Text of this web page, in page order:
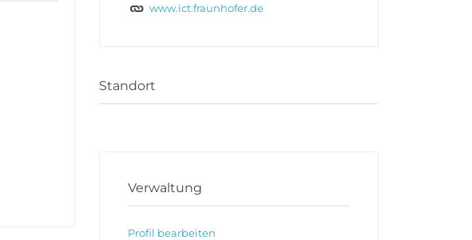
www.ict.fraunhofer.de
Standort
Verwaltung
Profil bearbeiten